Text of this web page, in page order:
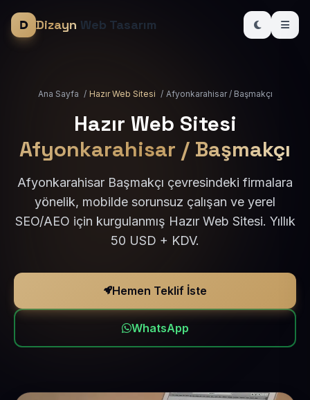
Dizayn Web Tasarım
Ana Sayfa / Hazır Web Sitesi / Afyonkarahisar / Başmakçı
Hazır Web Sitesi
Afyonkarahisar / Başmakçı
Afyonkarahisar Başmakçı çevresindeki firmalara
yönelik, mobilde sorunsuz çalışan ve yerel
SEO/AEO için kurgulanmış Hazır Web Sitesi. Yıllık
50 USD + KDV.
Hemen Teklif İste
WhatsApp